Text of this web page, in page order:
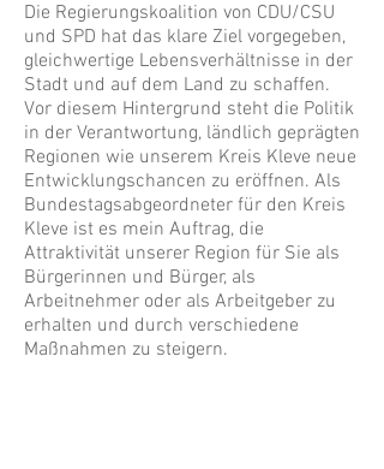
Die Regierungskoalition von CDU/CSU
und SPD hat das klare Ziel vorgegeben,
gleichwertige Lebensverhältnisse in der
Stadt und auf dem Land zu schaffen.
Vor diesem Hintergrund steht die Politik
in der Verantwortung, ländlich geprägten
Regionen wie unserem Kreis Kleve neue
Entwicklungschancen zu eröffnen. Als
Bundestagsabgeordneter für den Kreis
Kleve ist es mein Auftrag, die
Attraktivität unserer Region für Sie als
Bürgerinnen und Bürger, als
Arbeitnehmer oder als Arbeitgeber zu
erhalten und durch verschiedene
Maßnahmen zu steigern.